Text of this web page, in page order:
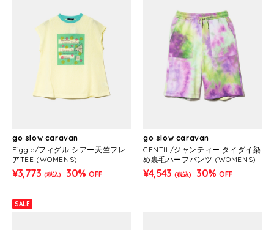
go slow caravan
Figgle/フィグル シアー天竺フレ
アTEE (WOMENS)
¥3,773 (税込) 30% OFF
go slow caravan
GENTIL/ジャンティー タイダイ染
め裏毛ハーフパンツ (WOMENS)
¥4,543 (税込) 30% OFF
SALE